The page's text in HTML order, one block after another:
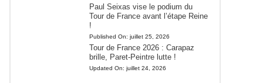
Paul Seixas vise le podium du
Tour de France avant l’étape Reine
!
Published On: juillet 25, 2026
Tour de France 2026 : Carapaz
brille, Paret-Peintre lutte !
Updated On: juillet 24, 2026